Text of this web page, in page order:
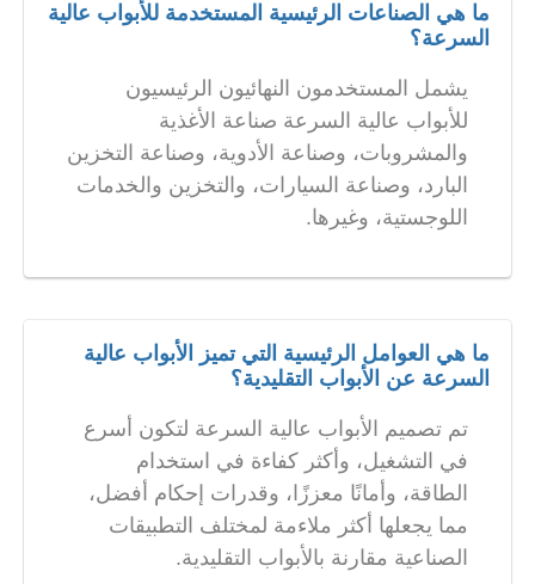
ما هي الصناعات الرئيسية المستخدمة للأبواب عالية
السرعة؟
يشمل المستخدمون النهائيون الرئيسيون
للأبواب عالية السرعة صناعة الأغذية
والمشروبات، وصناعة الأدوية، وصناعة التخزين
البارد، وصناعة السيارات، والتخزين والخدمات
اللوجستية، وغيرها.
ما هي العوامل الرئيسية التي تميز الأبواب عالية
السرعة عن الأبواب التقليدية؟
تم تصميم الأبواب عالية السرعة لتكون أسرع
في التشغيل، وأكثر كفاءة في استخدام
الطاقة، وأمانًا معززًا، وقدرات إحكام أفضل،
مما يجعلها أكثر ملاءمة لمختلف التطبيقات
الصناعية مقارنة بالأبواب التقليدية.